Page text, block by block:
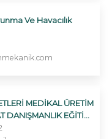
Ve Havacılık
MEDİKAL ÜRETİM
DANIŞMANLIK EĞİTİM
TİCAR